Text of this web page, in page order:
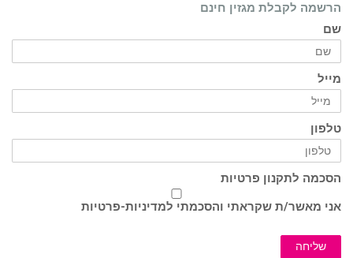
הרשמה לקבלת מגזין חינם
שם
מייל
טלפון
הסכמה לתקנון פרטיות
אני מאשר/ת שקראתי והסכמתי למדיניות-פרטיות
שליחה